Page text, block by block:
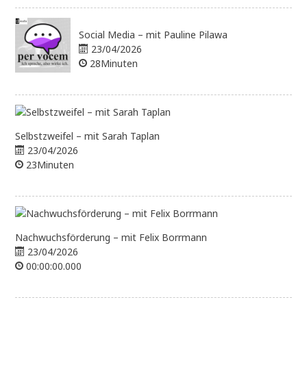
Social Media – mit Pauline Pilawa
23/04/2026
28Minuten
Selbstzweifel – mit Sarah Taplan
23/04/2026
23Minuten
Nachwuchsförderung – mit Felix Borrmann
23/04/2026
00:00:00.000